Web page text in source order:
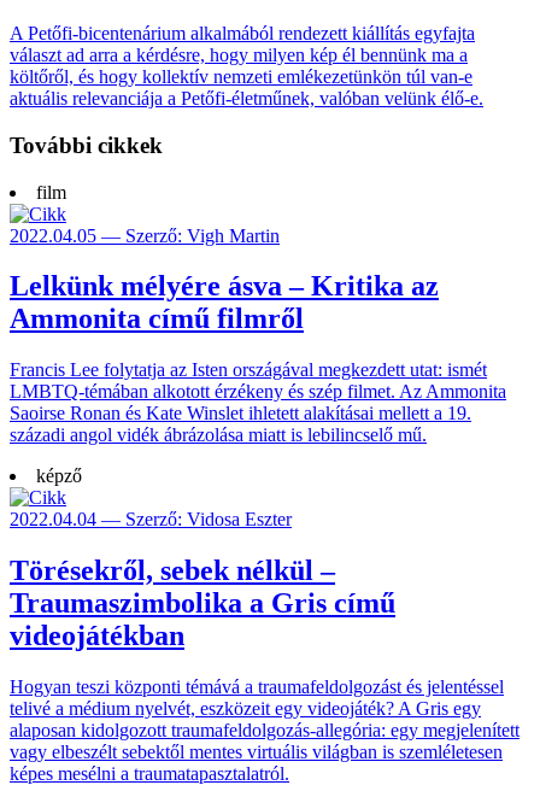
A Petőfi-bicentenárium alkalmából rendezett kiállítás egyfajta
választ ad arra a kérdésre, hogy milyen kép él bennünk ma a
költőről, és hogy kollektív nemzeti emlékezetünkön túl van-e
aktuális relevanciája a Petőfi-életműnek, valóban velünk élő-e.
További cikkek
film
2022.04.05 — Szerző: Vigh Martin
Lelkünk mélyére ásva – Kritika az
Ammonita című filmről
Francis Lee folytatja az Isten országával megkezdett utat: ismét
LMBTQ-témában alkotott érzékeny és szép filmet. Az Ammonita
Saoirse Ronan és Kate Winslet ihletett alakításai mellett a 19.
századi angol vidék ábrázolása miatt is lebilincselő mű.
képző
2022.04.04 — Szerző: Vidosa Eszter
Törésekről, sebek nélkül –
Traumaszimbolika a Gris című
videojátékban
Hogyan teszi központi témává a traumafeldolgozást és jelentéssel
telivé a médium nyelvét, eszközeit egy videojáték? A Gris egy
alaposan kidolgozott traumafeldolgozás-allegória: egy megjelenített
vagy elbeszélt sebektől mentes virtuális világban is szemléletesen
képes mesélni a traumatapasztalatról.